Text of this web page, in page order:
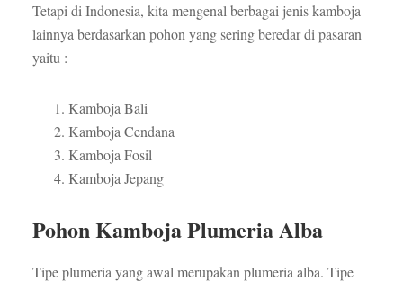
Tetapi di Indonesia, kita mengenal berbagai jenis kamboja
lainnya berdasarkan pohon yang sering beredar di pasaran
yaitu :
Kamboja Bali
Kamboja Cendana
Kamboja Fosil
Kamboja Jepang
Pohon Kamboja Plumeria Alba
Tipe plumeria yang awal merupakan plumeria alba. Tipe